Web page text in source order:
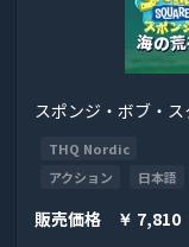
THQ Nordic
アクション
日本語
販売価格 ￥ 7,810